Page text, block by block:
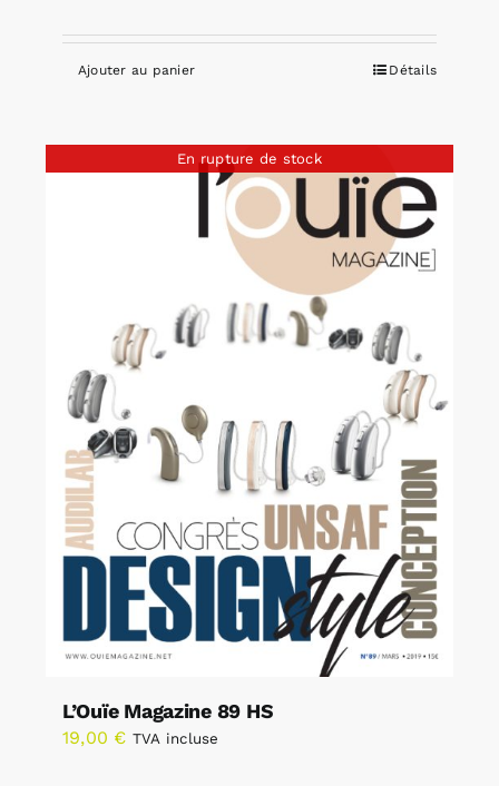
Ajouter au panier Détails
En rupture de stock
L’Ouïe Magazine 89 HS
19,00 € TVA incluse